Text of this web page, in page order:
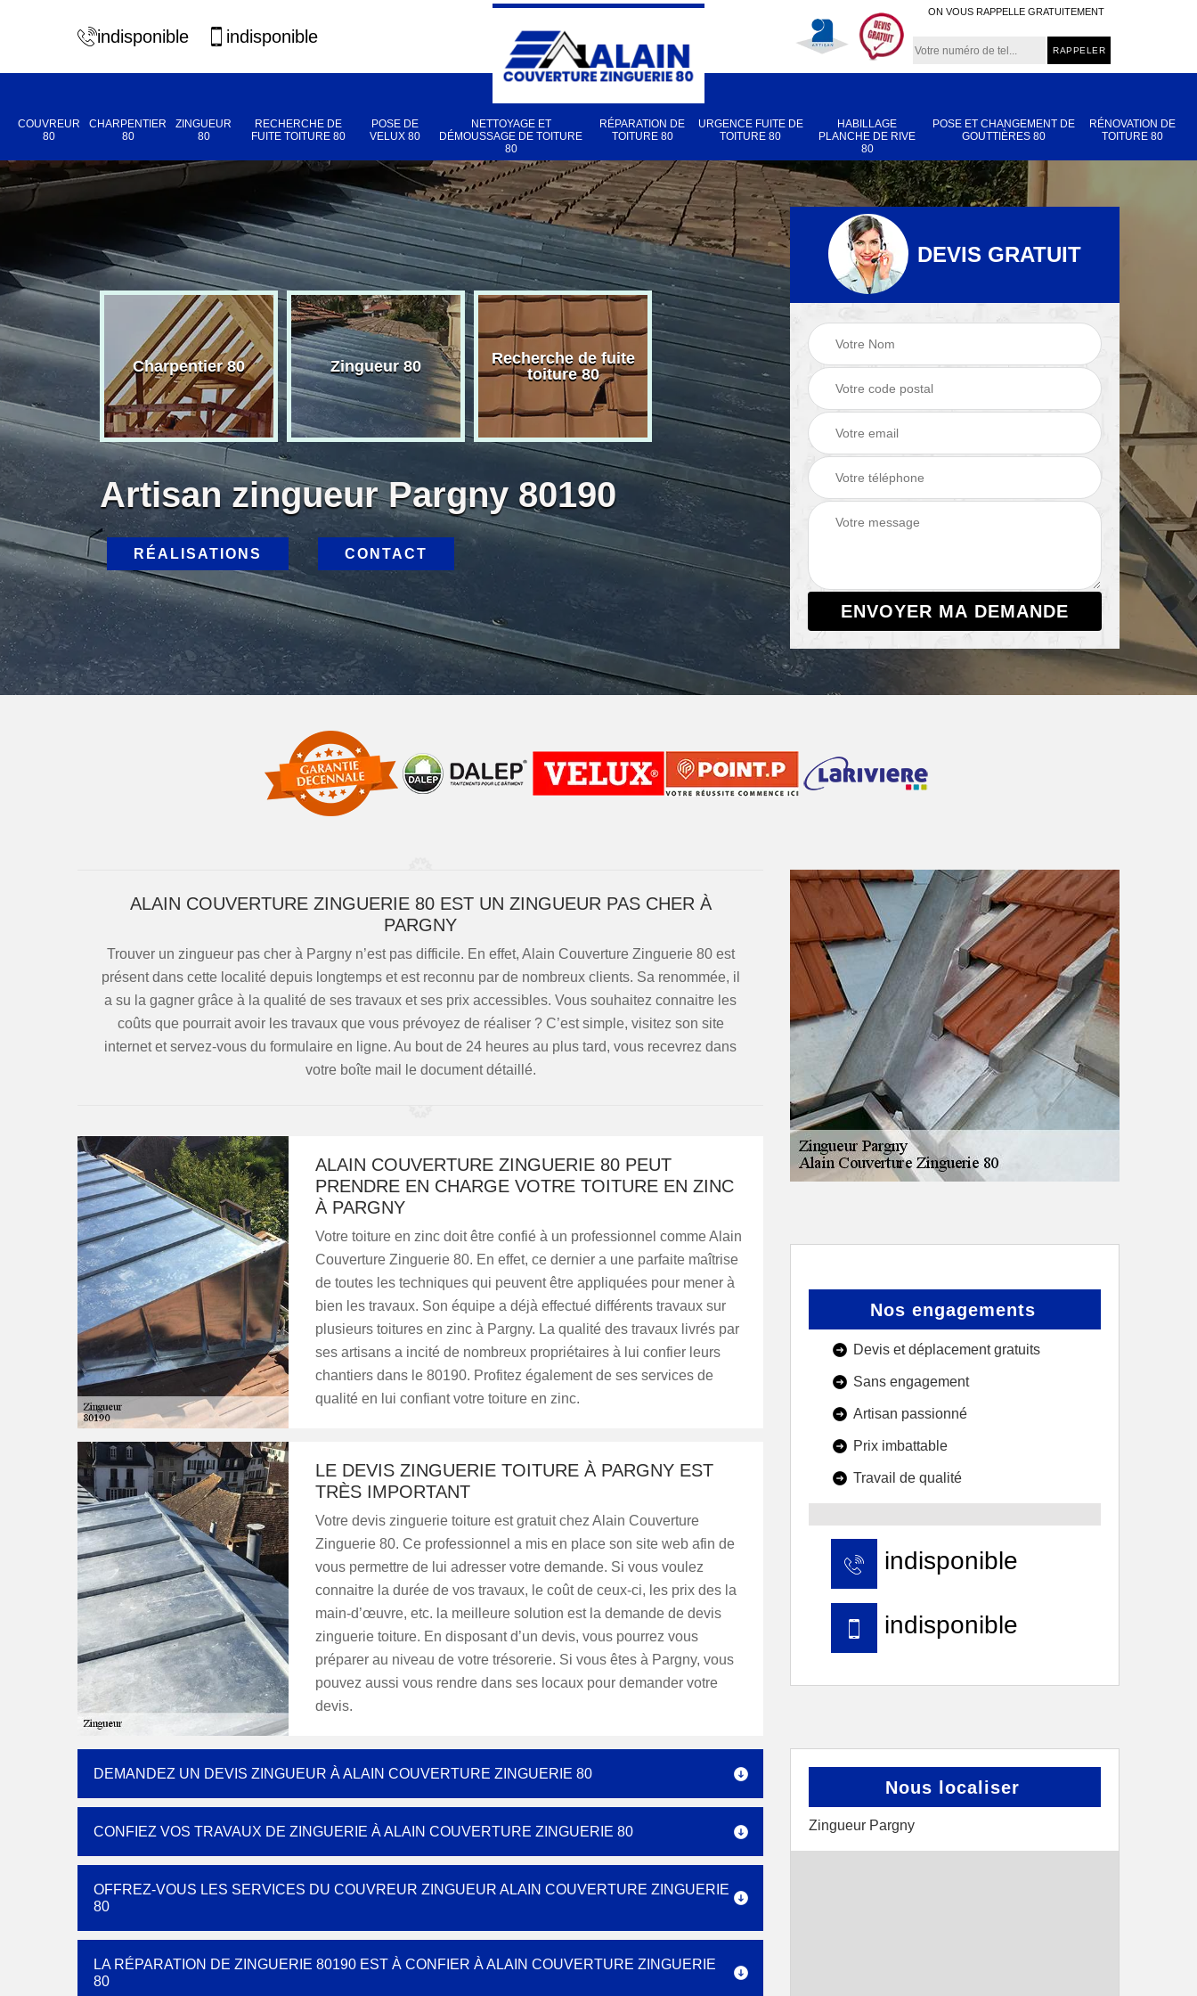
indisponible indisponible
ON VOUS RAPPELLE GRATUITEMENT
COUVREUR
80
CHARPENTIER
80
ZINGUEUR
80
RECHERCHE DE
FUITE TOITURE 80
POSE DE
VELUX 80
NETTOYAGE ET
DÉMOUSSAGE DE TOITURE
80
RÉPARATION DE
TOITURE 80
URGENCE FUITE DE
TOITURE 80
HABILLAGE
PLANCHE DE RIVE
80
POSE ET CHANGEMENT DE
GOUTTIÈRES 80
RÉNOVATION DE
TOITURE 80
80 Charpentier 80 Zingueur 80
Recherche de fuite
toiture 80
Pose de velux 80
Nettoyage et
démoussage de
toiture 80
Réparation de
toiture 80
Artisan zingueur Pargny 80190
RÉALISATIONS CONTACT
DEVIS GRATUIT
ALAIN COUVERTURE ZINGUERIE 80 EST UN ZINGUEUR PAS CHER À
PARGNY
Trouver un zingueur pas cher à Pargny n’est pas difficile. En effet, Alain Couverture Zinguerie 80 est
présent dans cette localité depuis longtemps et est reconnu par de nombreux clients. Sa renommée, il
a su la gagner grâce à la qualité de ses travaux et ses prix accessibles. Vous souhaitez connaitre les
coûts que pourrait avoir les travaux que vous prévoyez de réaliser ? C’est simple, visitez son site
internet et servez-vous du formulaire en ligne. Au bout de 24 heures au plus tard, vous recevrez dans
votre boîte mail le document détaillé.
ALAIN COUVERTURE ZINGUERIE 80 PEUT
PRENDRE EN CHARGE VOTRE TOITURE EN ZINC
À PARGNY
Votre toiture en zinc doit être confié à un professionnel comme Alain
Couverture Zinguerie 80. En effet, ce dernier a une parfaite maîtrise
de toutes les techniques qui peuvent être appliquées pour mener à
bien les travaux. Son équipe a déjà effectué différents travaux sur
plusieurs toitures en zinc à Pargny. La qualité des travaux livrés par
ses artisans a incité de nombreux propriétaires à lui confier leurs
chantiers dans le 80190. Profitez également de ses services de
qualité en lui confiant votre toiture en zinc.
LE DEVIS ZINGUERIE TOITURE À PARGNY EST
TRÈS IMPORTANT
Votre devis zinguerie toiture est gratuit chez Alain Couverture
Zinguerie 80. Ce professionnel a mis en place son site web afin de
vous permettre de lui adresser votre demande. Si vous voulez
connaitre la durée de vos travaux, le coût de ceux-ci, les prix des la
main-d’œuvre, etc. la meilleure solution est la demande de devis
zinguerie toiture. En disposant d’un devis, vous pourrez vous
préparer au niveau de votre trésorerie. Si vous êtes à Pargny, vous
pouvez aussi vous rendre dans ses locaux pour demander votre
devis.
DEMANDEZ UN DEVIS ZINGUEUR À ALAIN COUVERTURE ZINGUERIE 80
CONFIEZ VOS TRAVAUX DE ZINGUERIE À ALAIN COUVERTURE ZINGUERIE 80
OFFREZ-VOUS LES SERVICES DU COUVREUR ZINGUEUR ALAIN COUVERTURE ZINGUERIE
80
LA RÉPARATION DE ZINGUERIE 80190 EST À CONFIER À ALAIN COUVERTURE ZINGUERIE
80
Nos engagements
Devis et déplacement gratuits
Sans engagement
Artisan passionné
Prix imbattable
Travail de qualité
indisponible
indisponible
Nous localiser
Zingueur Pargny